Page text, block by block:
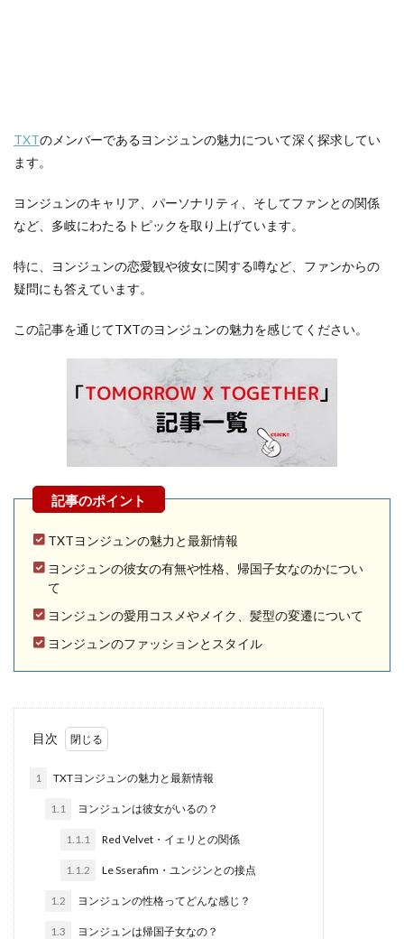
TXTのメンバーであるヨンジュンの魅力について深く探求してい
ます。
ヨンジュンのキャリア、パーソナリティ、そしてファンとの関係
など、多岐にわたるトピックを取り上げています。
特に、ヨンジュンの恋愛観や彼女に関する噂など、ファンからの
疑問にも答えています。
この記事を通じてTXTのヨンジュンの魅力を感じてください。
TXTヨンジュンの魅力と最新情報
ヨンジュンの彼女の有無や性格、帰国子女なのかについ
て
ヨンジュンの愛用コスメやメイク、髪型の変遷について
ヨンジュンのファッションとスタイル
目次
1 TXTヨンジュンの魅力と最新情報
1.1 ヨンジュンは彼女がいるの？
1.1.1 Red Velvet・イェリとの関係
1.1.2 Le Sserafim・ユンジンとの接点
1.2 ヨンジュンの性格ってどんな感じ？
1.3 ヨンジュンは帰国子女なの？